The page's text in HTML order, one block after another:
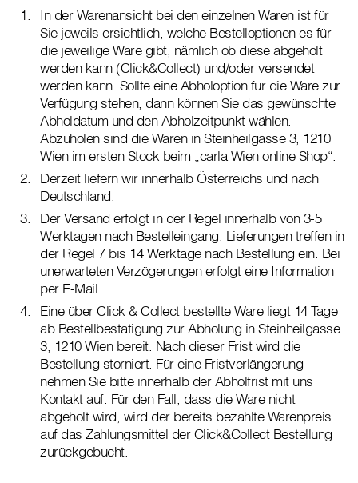
In der Warenansicht bei den einzelnen Waren ist für
Sie jeweils ersichtlich, welche Bestelloptionen es für
die jeweilige Ware gibt, nämlich ob diese abgeholt
werden kann (Click&Collect) und/oder versendet
werden kann. Sollte eine Abholoption für die Ware zur
Verfügung stehen, dann können Sie das gewünschte
Abholdatum und den Abholzeitpunkt wählen.
Abzuholen sind die Waren in Steinheilgasse 3, 1210
Wien im ersten Stock beim „carla Wien online Shop“.
Derzeit liefern wir innerhalb Österreichs und nach
Deutschland.
Der Versand erfolgt in der Regel innerhalb von 3-5
Werktagen nach Bestelleingang. Lieferungen treffen in
der Regel 7 bis 14 Werktage nach Bestellung ein. Bei
unerwarteten Verzögerungen erfolgt eine Information
per E-Mail.
Eine über Click & Collect bestellte Ware liegt 14 Tage
ab Bestellbestätigung zur Abholung in Steinheilgasse
3, 1210 Wien bereit. Nach dieser Frist wird die
Bestellung storniert. Für eine Fristverlängerung
nehmen Sie bitte innerhalb der Abholfrist mit uns
Kontakt auf. Für den Fall, dass die Ware nicht
abgeholt wird, wird der bereits bezahlte Warenpreis
auf das Zahlungsmittel der Click&Collect Bestellung
zurückgebucht.